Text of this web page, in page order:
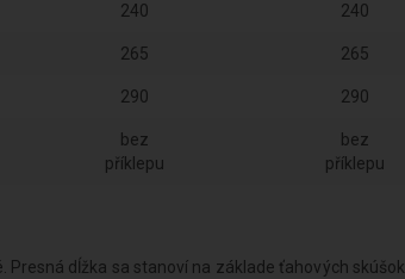
240 240
265 265
290 290
bez
příklepu
bez
příklepu
Presná dĺžka sa stanoví na základe ťahových skúšok